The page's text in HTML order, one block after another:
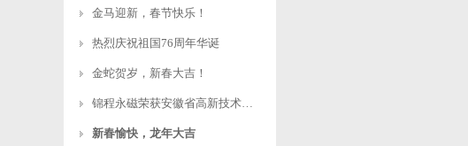
金马迎新，春节快乐！
热烈庆祝祖国76周年华诞
金蛇贺岁，新春大吉！
锦程永磁荣获安徽省高新技术企…
新春愉快，龙年大吉